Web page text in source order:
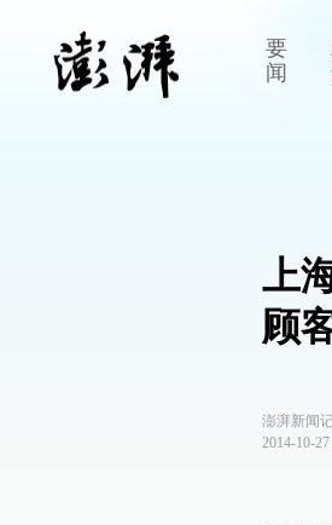
要
闻
上
顾
澎湃新闻
2014-10-27